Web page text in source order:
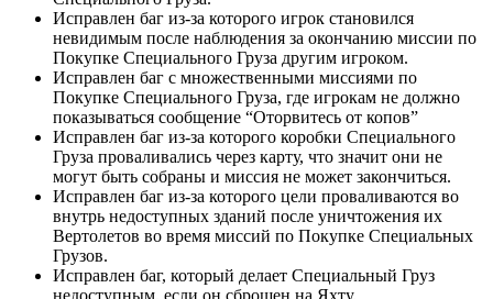
Исправлен баг из-за которого игрок становился
невидимым после наблюдения за окончанию миссии по
Покупке Специального Груза другим игроком.
Исправлен баг с множественными миссиями по
Покупке Специального Груза, где игрокам не должно
показываться сообщение “Оторвитесь от копов”
Исправлен баг из-за которого коробки Специального
Груза проваливались через карту, что значит они не
могут быть собраны и миссия не может закончиться.
Исправлен баг из-за которого цели проваливаются во
внутрь недоступных зданий после уничтожения их
Вертолетов во время миссий по Покупке Специальных
Грузов.
Исправлен баг, который делает Специальный Груз
недоступным, если он сброшен на Яхту.